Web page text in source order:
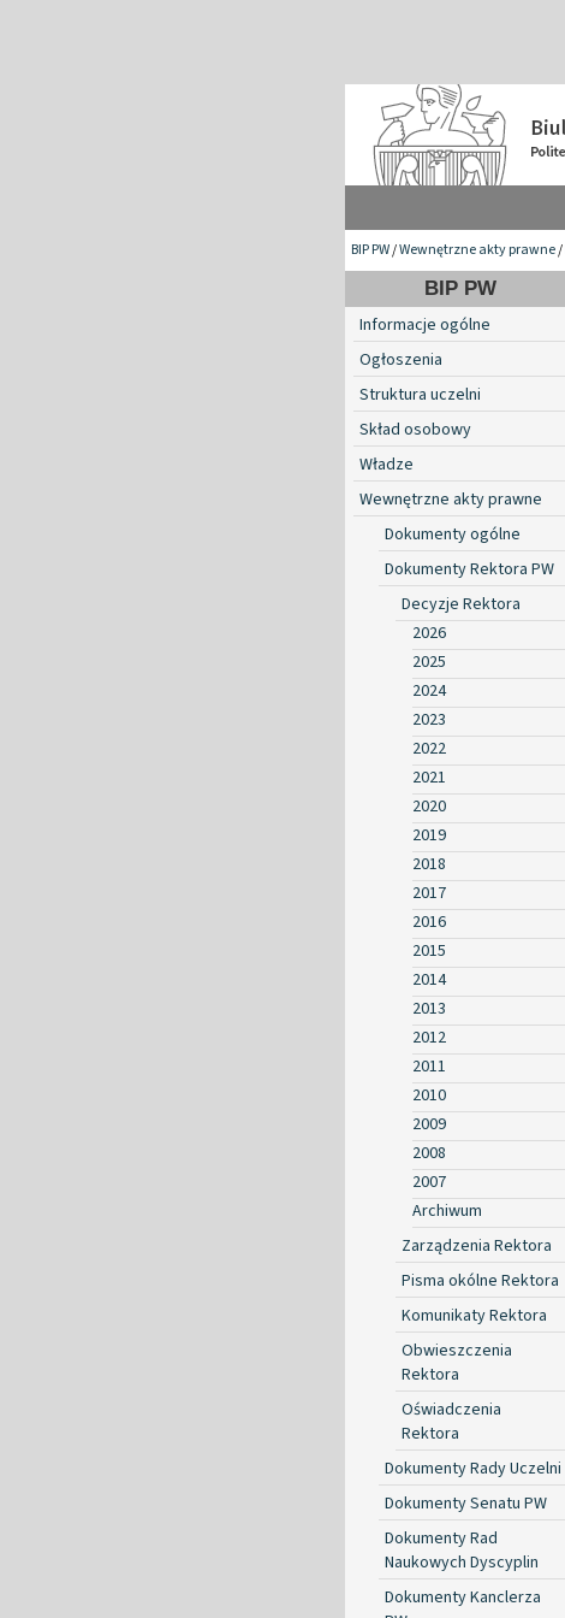
BIP PW/Wewnętrzne akty prawne/
BIP PW
Informacje ogólne
Ogłoszenia
Struktura uczelni
Skład osobowy
Władze
Wewnętrzne akty prawne
Dokumenty ogólne
Dokumenty Rektora PW
Decyzje Rektora
2026
2025
2024
2023
2022
2021
2020
2019
2018
2017
2016
2015
2014
2013
2012
2011
2010
2009
2008
2007
Archiwum
Zarządzenia Rektora
Pisma okólne Rektora
Komunikaty Rektora
Obwieszczenia
Rektora
Oświadczenia
Rektora
Dokumenty Rady Uczelni
Dokumenty Senatu PW
Dokumenty Rad
Naukowych Dyscyplin
Dokumenty Kanclerza